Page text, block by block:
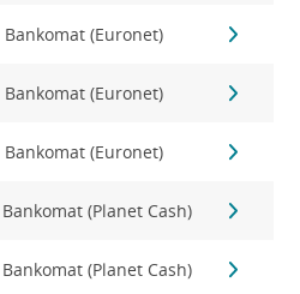
Bankomat (Euronet)
Bankomat (Euronet)
Bankomat (Euronet)
Bankomat (Planet Cash)
Bankomat (Planet Cash)